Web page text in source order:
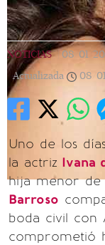
NOTICIAS | 08/01/
Actualizada
08/
Uno de los
la actriz Ivana
hija menor de
Barroso
boda civil con
comprometió